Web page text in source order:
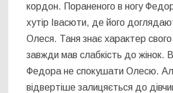
кордон. Пораненого в ногу
хутір Івасюти, де його
Олеся. Таня знає характер
завжди мав слабкість до жінок.
Федора не спокушати Олесю.
відвертіше залицяється до